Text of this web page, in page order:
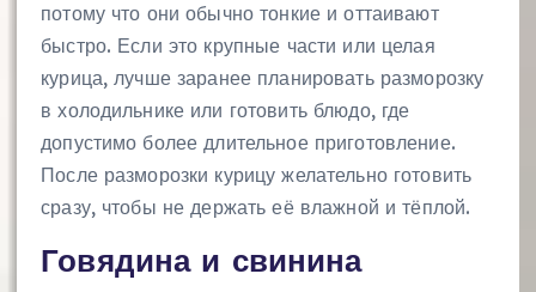
потому что они обычно тонкие и оттаивают
быстро. Если это крупные части или целая
курица, лучше заранее планировать разморозку
в холодильнике или готовить блюдо, где
допустимо более длительное приготовление.
После разморозки курицу желательно готовить
сразу, чтобы не держать её влажной и тёплой.
Говядина и свинина